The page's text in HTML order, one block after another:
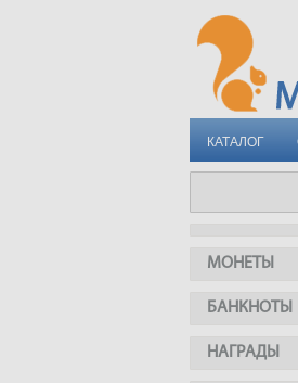
КАТАЛОГ
МОНЕТЫ
БАНКНОТЫ
НАГРАДЫ